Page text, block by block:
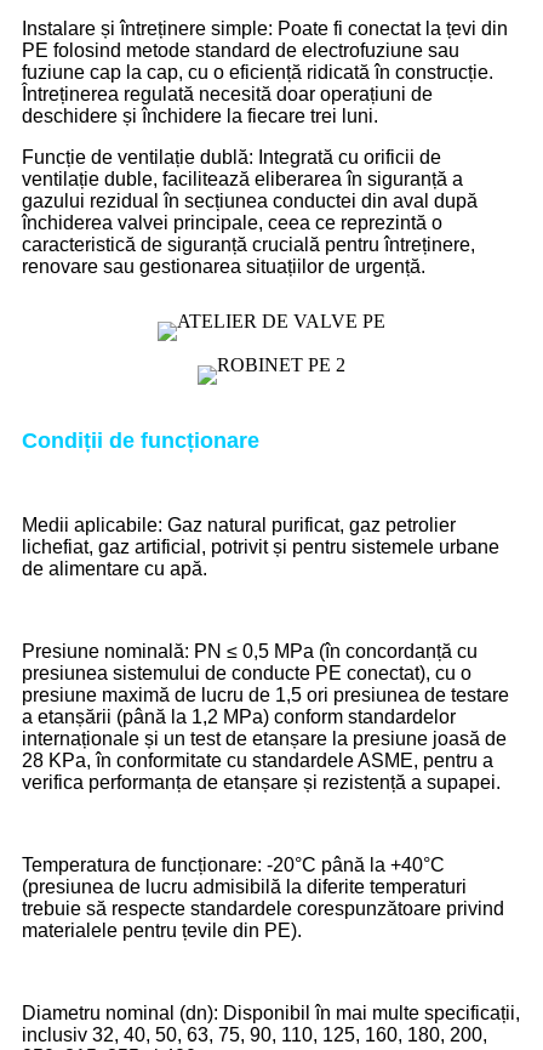
Instalare și întreținere simple: Poate fi conectat la țevi din
PE folosind metode standard de electrofuziune sau
fuziune cap la cap, cu o eficiență ridicată în construcție.
Întreținerea regulată necesită doar operațiuni de
deschidere și închidere la fiecare trei luni.
Funcție de ventilație dublă: Integrată cu orificii de
ventilație duble, facilitează eliberarea în siguranță a
gazului rezidual în secțiunea conductei din aval după
închiderea valvei principale, ceea ce reprezintă o
caracteristică de siguranță crucială pentru întreținere,
renovare sau gestionarea situațiilor de urgență.
Condiții de funcționare
Medii aplicabile: Gaz natural purificat, gaz petrolier
lichefiat, gaz artificial, potrivit și pentru sistemele urbane
de alimentare cu apă.
Presiune nominală: PN ≤ 0,5 MPa (în concordanță cu
presiunea sistemului de conducte PE conectat), cu o
presiune maximă de lucru de 1,5 ori presiunea de testare
a etanșării (până la 1,2 MPa) conform standardelor
internaționale și un test de etanșare la presiune joasă de
28 KPa, în conformitate cu standardele ASME, pentru a
verifica performanța de etanșare și rezistență a supapei.
Temperatura de funcționare: -20°C până la +40°C
(presiunea de lucru admisibilă la diferite temperaturi
trebuie să respecte standardele corespunzătoare privind
materialele pentru țevile din PE).
Diametru nominal (dn): Disponibil în mai multe specificații,
inclusiv 32, 40, 50, 63, 75, 90, 110, 125, 160, 180, 200,